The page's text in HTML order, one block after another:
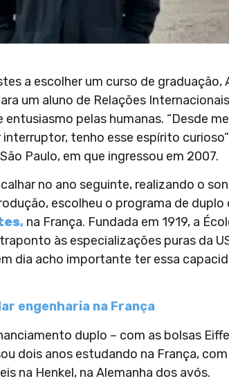
a escolher um curso de
um aluno de Relações
pelas humanas. “Desde
tenho esse espírito
Paulo, em que ingressou em 2007.
no ano seguinte, realizando o
escolheu o programa de
, na França. Fundada em 1919, a
às especializações puras da
dia acho importante ter essa
engenharia na França
duplo – com as bolsas
dois anos estudando na França,
na Henkel, na Alemanha dos avós.